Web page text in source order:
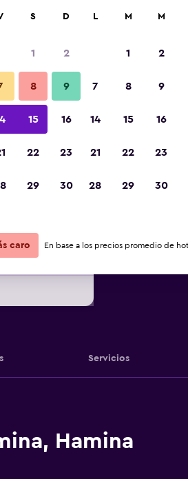
por noche
Ver oferta
Fotos
Servicios
Hamina
S D
1 2
8 9
15 16
22 23
29 30
L M M
1 2
7 8 9
14 15 16
21 22 23
28 29 30
caro En base a los precios promedio de